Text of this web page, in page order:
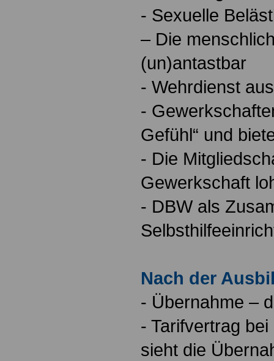
- Sexuelle
– Die
(un)antastbar
- Wehrdienst
-
Gefühl“ und
- Die
Gewerkschaft
- DBW als
Nach der
- Übernahme –
- Tarifvertrag
sieht die